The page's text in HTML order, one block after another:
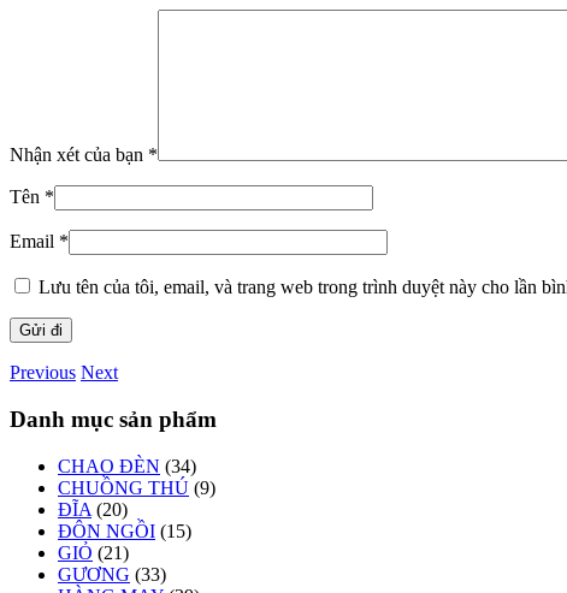
Nhận xét của bạn *
Tên *
Email *
Lưu tên của tôi, email, và trang web trong trình duyệt này cho lần
Previous Next
Danh mục sản phẩm
CHAO ĐÈN (34)
CHUỒNG THÚ (9)
ĐĨA (20)
ĐÔN NGỒI (15)
GIỎ (21)
GƯƠNG (33)